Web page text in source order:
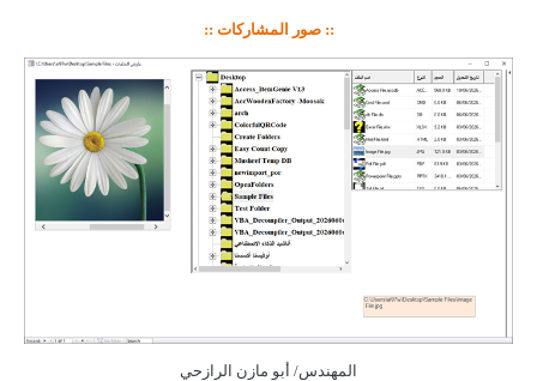
:: صور المشاركات ::
المهندس/ أبو مازن الرازحي